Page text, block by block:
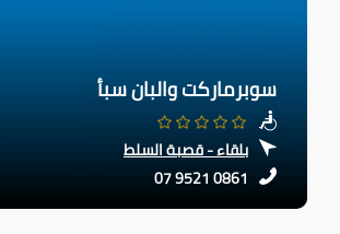
سوبرماركت والبان سبأ
بلقاء - قصبة السلط
07 9521 0861